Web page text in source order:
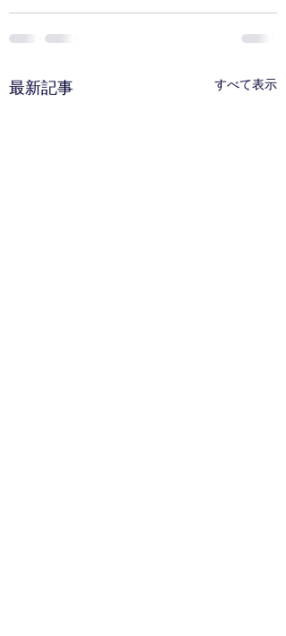
最新記事 すべて表示